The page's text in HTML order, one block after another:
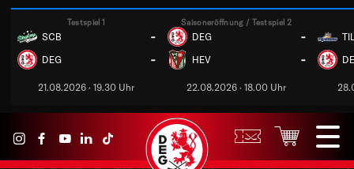
Testspiel 1
SCB -
DEG -
21.08.2026 · 19.30 Uhr
Saisoneröffnung / Testspiel 2
DEG -
HEV -
22.08.2026 · 18.00 Uhr
TIL